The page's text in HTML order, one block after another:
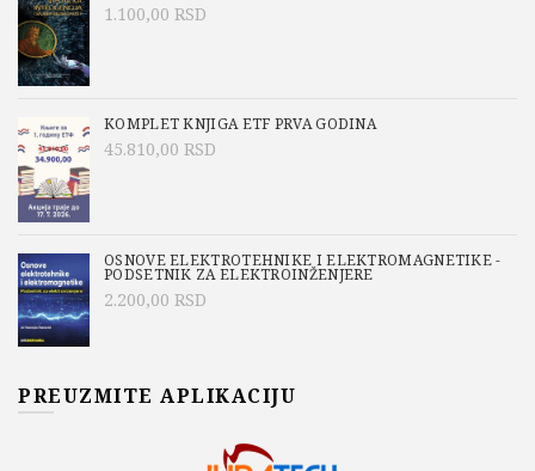
1.100,00 RSD
KOMPLET KNJIGA ETF PRVA GODINA
45.810,00 RSD
OSNOVE ELEKTROTEHNIKE I ELEKTROMAGNETIKE -
PODSETNIK ZA ELEKTROINŽENJERE
2.200,00 RSD
PREUZMITE APLIKACIJU